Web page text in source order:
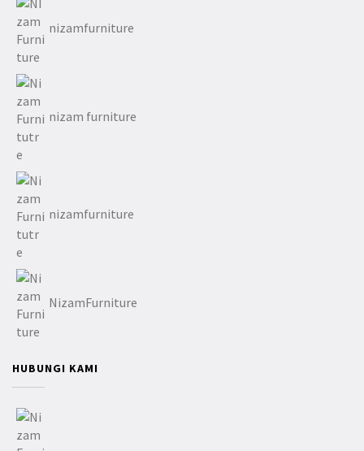
nizamfurniture
nizam furniture
nizamfurniture
NizamFurniture
HUBUNGI KAMI